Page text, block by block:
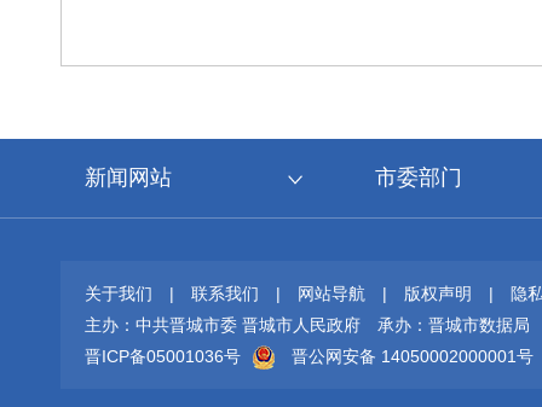
新闻网站 市委部门
关于我们 | 联系我们 | 网站导航 | 版权声明 |
隐
主办：中共晋城市委 晋城市人民政府
承办：晋城市数据局
晋ICP备05001036号
晋公网安备 14050002000001号